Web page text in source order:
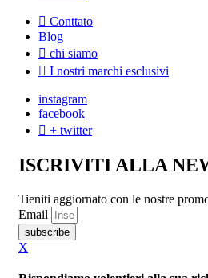
Conttato
Blog
chi siamo
I nostri marchi esclusivi
instagram
facebook
+ twitter
ISCRIVITI ALLA
Tieniti aggiornato con le nostre
Email
subscribe
X